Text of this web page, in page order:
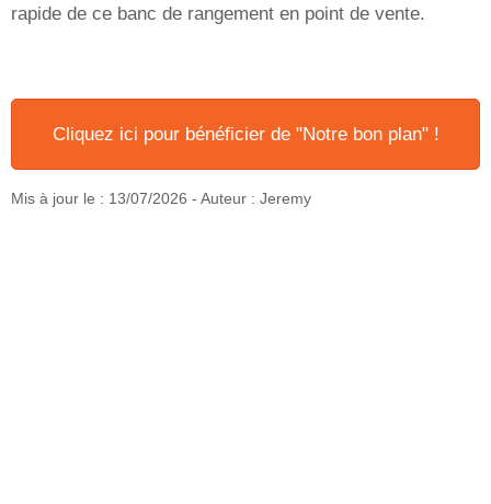
rapide de ce banc de rangement en point de vente.
Cliquez ici pour bénéficier de "Notre bon plan" !
Mis à jour le : 13/07/2026 - Auteur : Jeremy